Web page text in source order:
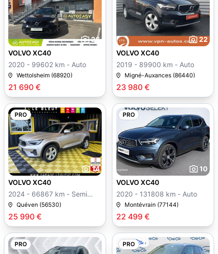
26
21 690 €
VOLVO XC40
2020 - 99602 km - Auto
Wettolsheim (68920)
22
23 980 €
VOLVO XC40
2019 - 89900 km - Auto
Migné-Auxances (86440)
PRO
14
25 990 €
VOLVO XC40
2024 - 66867 km - Semi
autoQuéven (56530)
PRO
10
22 499 €
VOLVO XC40
2020 - 131808 km - Auto
Montévrain (77144)
PRO PRO